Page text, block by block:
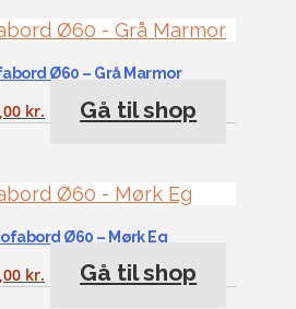
Ø60 – Grå Marmor
kr. Gå til shop
Ø60 – Mørk Eg
kr. Gå til shop